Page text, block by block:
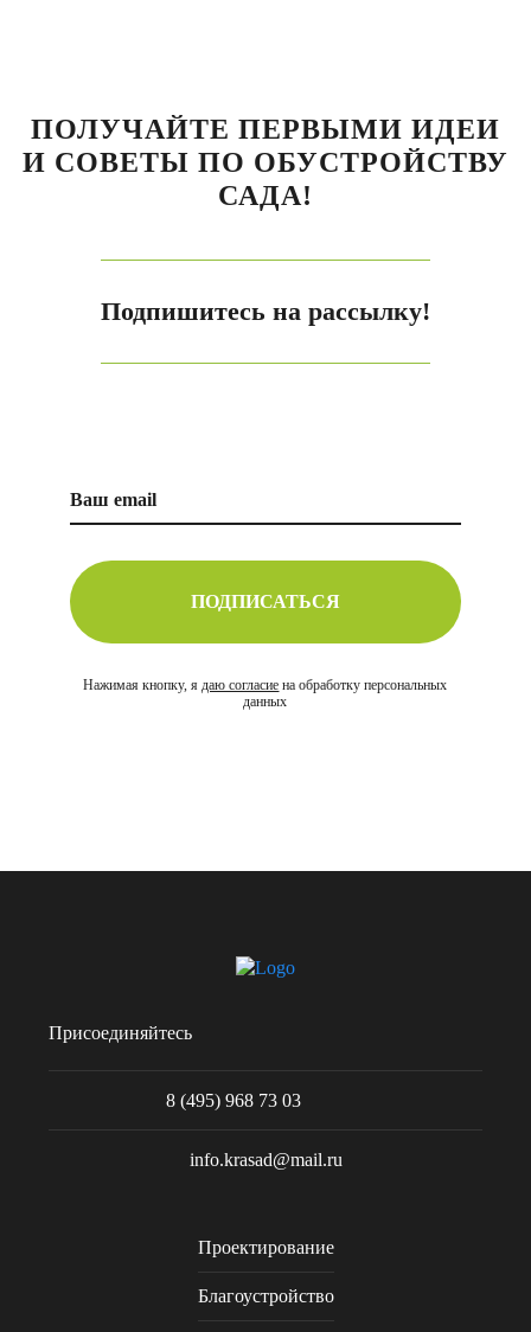
ПОЛУЧАЙТЕ ПЕРВЫМИ ИДЕИ
И СОВЕТЫ ПО ОБУСТРОЙСТВУ
САДА!
Подпишитесь на рассылку!
ПОДПИСАТЬСЯ
Нажимая кнопку, ядаю согласие на обработку персональных
данных
Присоединяйтесь
8 (495) 968 73 03
info.krasad@mail.ru
Проектирование
Благоустройство